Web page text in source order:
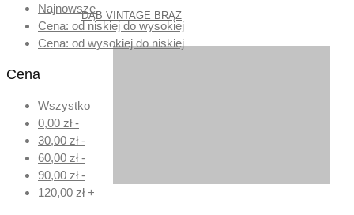
DĄB VINTAGE BRĄZ
Najnowsze
Cena: od niskiej do wysokiej
Cena: od wysokiej do niskiej
Cena
Wszystko
0,00 zł-
30,00 zł-
60,00 zł-
90,00 zł-
120,00 zł+